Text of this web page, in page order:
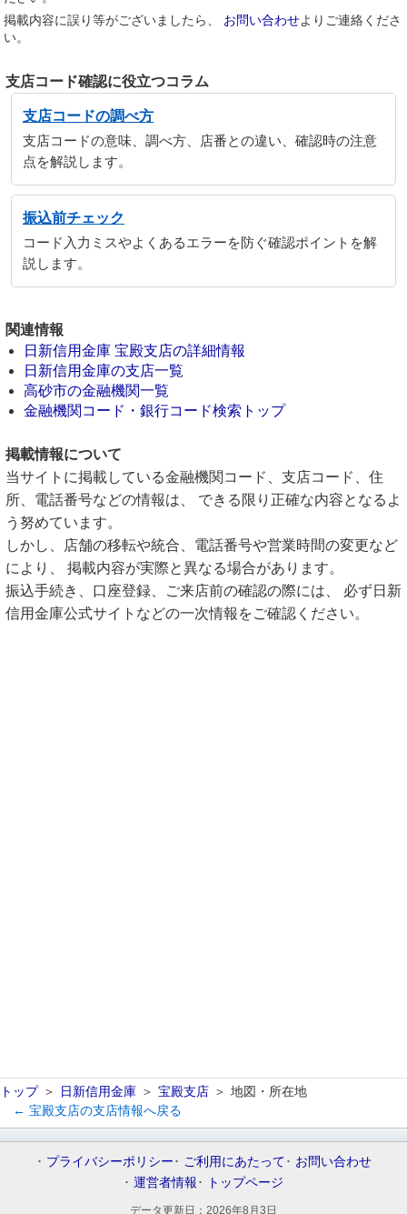
掲載内容に誤り等がございましたら、 お問い合わせよりご連絡くださ
い。
支店コード確認に役立つコラム
支店コードの調べ方
支店コードの意味、調べ方、店番との違い、確認時の注意
点を解説します。
振込前チェック
コード入力ミスやよくあるエラーを防ぐ確認ポイントを解
説します。
関連情報
日新信用金庫 宝殿支店の詳細情報
日新信用金庫の支店一覧
高砂市の金融機関一覧
金融機関コード・銀行コード検索トップ
掲載情報について
当サイトに掲載している金融機関コード、支店コード、住
所、電話番号などの情報は、 できる限り正確な内容となるよ
う努めています。
しかし、店舗の移転や統合、電話番号や営業時間の変更など
により、 掲載内容が実際と異なる場合があります。
振込手続き、口座登録、ご来店前の確認の際には、 必ず日新
信用金庫公式サイトなどの一次情報をご確認ください。
トップ 日新信用金庫 宝殿支店
地図・所在地
← 宝殿支店の支店情報へ戻る
プライバシーポリシー ご利用にあたって
お問い合わせ
運営者情報
トップページ
データ更新日： 2026年8月3日